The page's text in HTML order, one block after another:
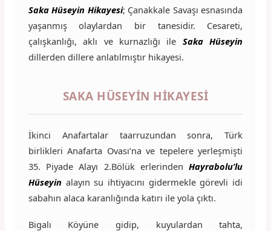
Saka Hüseyin Hikayesi; Çanakkale Savaşı esnasında
yaşanmış olaylardan bir tanesidir. Cesareti,
çalışkanlığı, aklı ve kurnazlığı ile Saka Hüseyin
dillerden dillere anlatılmıştır hikayesi.
SAKA HÜSEYIN HIKAYESI
İkinci Anafartalar taarruzundan sonra, Türk
birlikleri Anafarta Ovası’na ve tepelere yerleşmişti
35. Piyade Alayı 2.Bölük erlerindenHayrabolu’lu
Hüseyin alayın su ihtiyacını gidermekle görevli idi
sabahın alaca karanlığında katırı ile yola çıktı.
Bigalı Köyüne gidip, kuyulardan tahta,